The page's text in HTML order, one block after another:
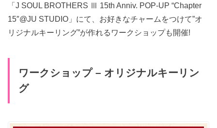
「J SOUL BROTHERS Ⅲ 15th Anniv. POP-UP “Chapter
15″@JU STUDIO」にて、お好きなチャームをつけて”オ
リジナルキーリング”が作れるワークショップも開催!
ワークショップ – オリジナルキーリン
グ